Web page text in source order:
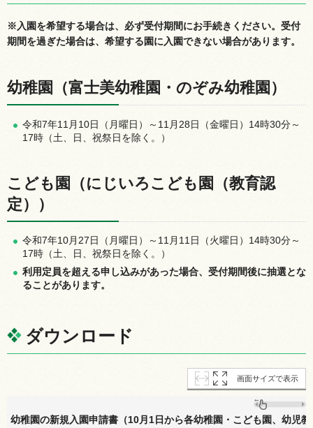
※入園を希望する場合は、必ず受付期間にお手続きください。受付
期間を過ぎた場合は、希望する園に入園できない場合があります。
幼稚園（富士美幼稚園・のぞみ幼稚園）
令和7年11月10日（月曜日）～11月28日（金曜日）14時30分～
17時（土、日、祝祭日を除く。）
こども園（にじいろこども園（教育認
定））
令和7年10月27日（月曜日）～11月11日（火曜日）14時30分～
17時（土、日、祝祭日を除く。）
利用定員を超える申し込みがあった場合、受付期間後に抽選とな
ることがあります。
ダウンロード
画面サイズで表示
幼稚園の新規入園申請書（10月1日から各幼稚園・こども園、幼児